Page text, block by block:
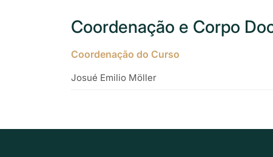
Coordenação e Corpo
Coordenação do Curso
Josué Emilio Möller